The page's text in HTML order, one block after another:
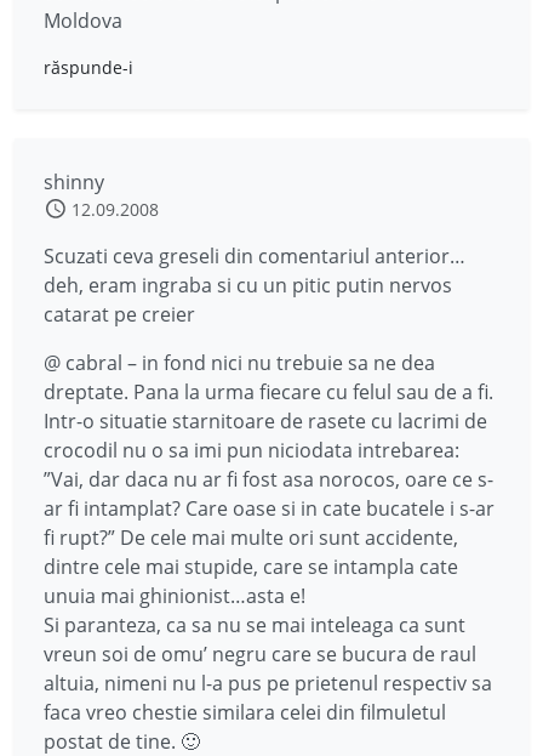
Moldova
răspunde-i
shinny
12.09.2008
Scuzati ceva greseli din comentariul anterior…
deh, eram ingraba si cu un pitic putin nervos
catarat pe creier
@ cabral – in fond nici nu trebuie sa ne dea
dreptate. Pana la urma fiecare cu felul sau de a fi.
Intr-o situatie starnitoare de rasete cu lacrimi de
crocodil nu o sa imi pun niciodata intrebarea:
”Vai, dar daca nu ar fi fost asa norocos, oare ce s-
ar fi intamplat? Care oase si in cate bucatele i s-ar
fi rupt?” De cele mai multe ori sunt accidente,
dintre cele mai stupide, care se intampla cate
unuia mai ghinionist…asta e!
Si paranteza, ca sa nu se mai inteleaga ca sunt
vreun soi de omu’ negru care se bucura de raul
altuia, nimeni nu l-a pus pe prietenul respectiv sa
faca vreo chestie similara celei din filmuletul
postat de tine. 🙂